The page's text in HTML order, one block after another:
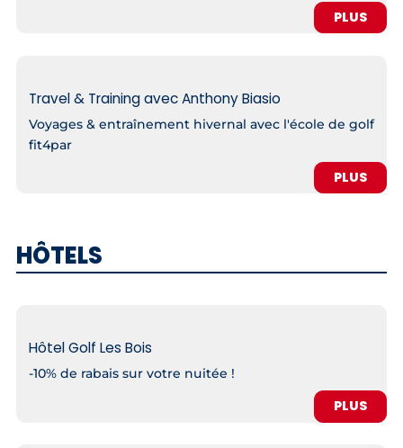
PLUS
Travel & Training avec Anthony Biasio
Voyages & entraînement hivernal avec l'école de golf
fit4par
PLUS
HÔTELS
Hôtel Golf Les Bois
-10% de rabais sur votre nuitée !
PLUS